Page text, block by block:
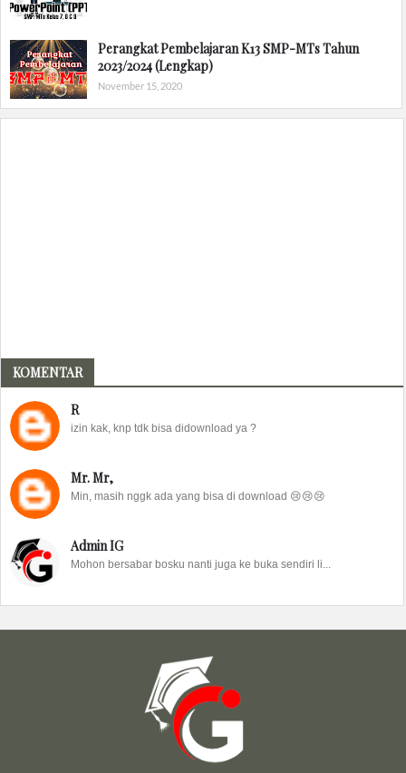
Perangkat Pembelajaran K13 SMP-MTs Tahun
2023/2024 (Lengkap)
November 15, 2020
KOMENTAR
R
izin kak, knp tdk bisa didownload ya ?
Mr. Mr,
Min, masih nggk ada yang bisa di download 😢😢😢
Admin IG
Mohon bersabar bosku nanti juga ke buka sendiri li...